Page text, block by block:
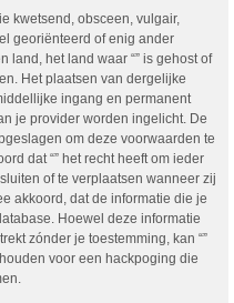
kwetsend, obsceen, vulgair,
georiënteerd of enig ander
land, het land waar “” is gehost of
Het plaatsen van dergelijke
ingang en permanent
je provider worden ingelicht. De
om deze voorwaarden te
dat “” het recht heeft om ieder
of te verplaatsen wanneer zij
akkoord, dat de informatie die je
Hoewel deze informatie
zónder je toestemming, kan “”
voor een hackpoging die